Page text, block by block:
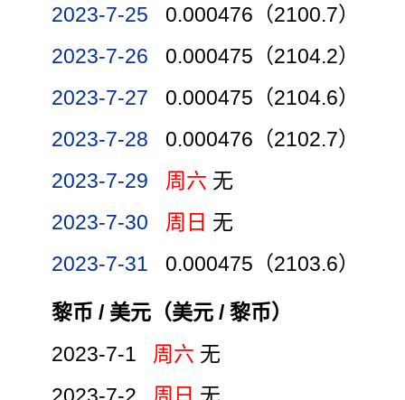
2023-7-25
0.000476（2100.7）
2023-7-26
0.000475（2104.2）
2023-7-27
0.000475（2104.6）
2023-7-28
0.000476（2102.7）
2023-7-29
周六 无
2023-7-30
周日 无
2023-7-31
0.000475（2103.6）
黎币 / 美元（美元 / 黎币）
2023-7-1 周六 无
2023-7-2 周日 无